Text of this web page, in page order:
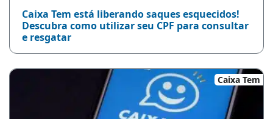
Caixa Tem está liberando saques esquecidos!
Descubra como utilizar seu CPF para consultar
e resgatar
Caixa Tem